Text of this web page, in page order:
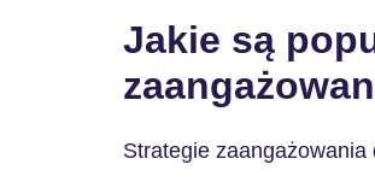
Jakie są
Strategie zaangażowania